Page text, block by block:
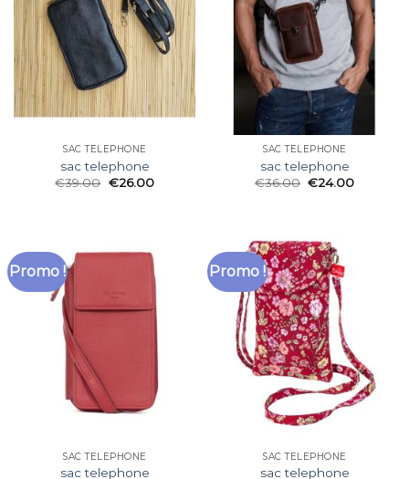
SAC TELEPHONE
sac telephone
€39.00 €26.00
SAC TELEPHONE
sac telephone
€36.00 €24.00
Promo !
SAC TELEPHONE
sac telephone
Promo !
SAC TELEPHONE
sac telephone